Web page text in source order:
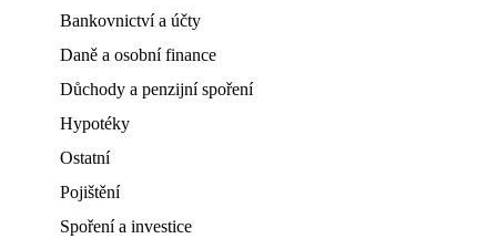
Bankovnictví a účty
Daně a osobní finance
Důchody a penzijní spoření
Hypotéky
Ostatní
Pojištění
Spoření a investice